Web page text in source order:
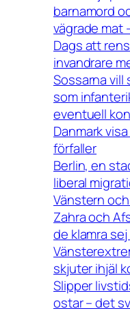
barnamord
vägrade mat
Dags att
invandrare
Sossarna vill
som
eventuell
Danmark
förfaller
Berlin, en
liberal
Vänstern
Zahra och
de klamra sej
skjuter ihjäl
Slipper
ostar – det